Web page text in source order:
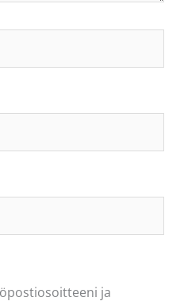
ja